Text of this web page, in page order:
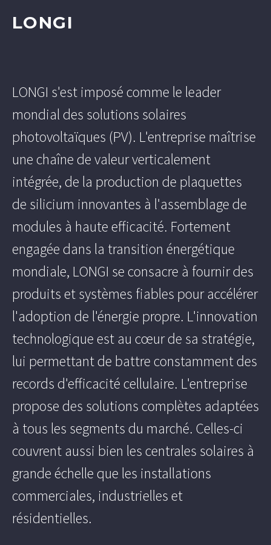
LONGI
LONGI s'est imposé comme le leader
mondial des solutions solaires
photovoltaïques (PV). L'entreprise maîtrise
une chaîne de valeur verticalement
intégrée, de la production de plaquettes
de silicium innovantes à l'assemblage de
modules à haute efficacité. Fortement
engagée dans la transition énergétique
mondiale, LONGI se consacre à fournir des
produits et systèmes fiables pour accélérer
l'adoption de l'énergie propre. L'innovation
technologique est au cœur de sa stratégie,
lui permettant de battre constamment des
records d'efficacité cellulaire. L'entreprise
propose des solutions complètes adaptées
à tous les segments du marché. Celles-ci
couvrent aussi bien les centrales solaires à
grande échelle que les installations
commerciales, industrielles et
résidentielles.